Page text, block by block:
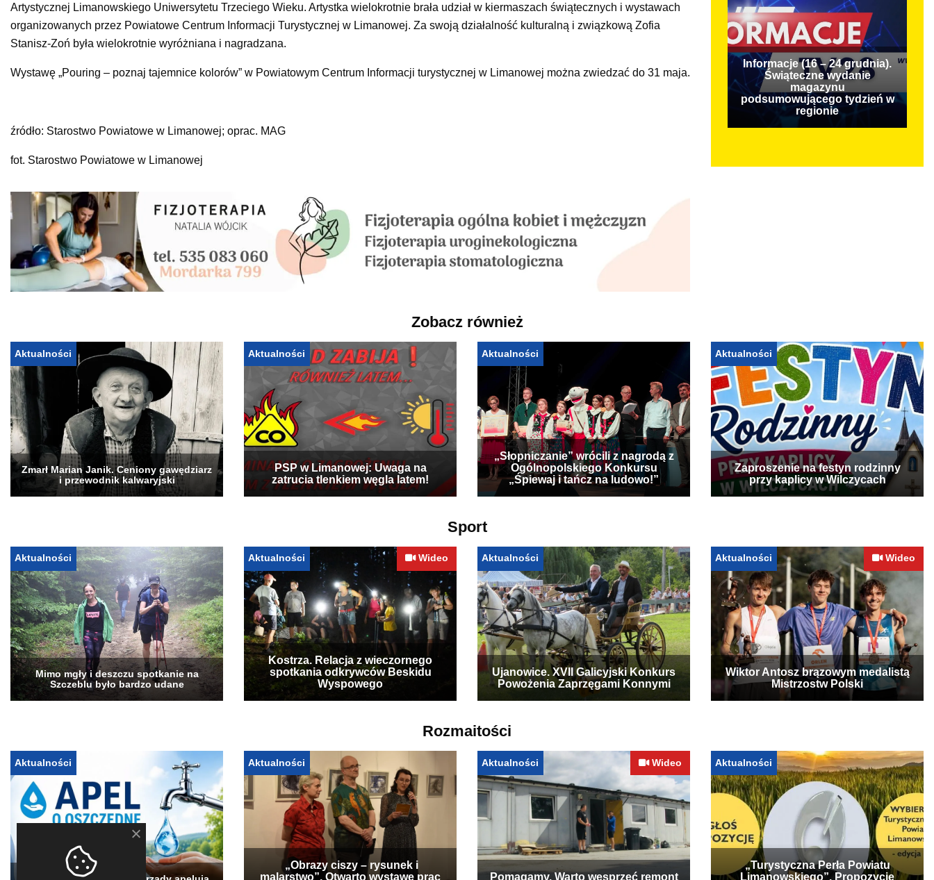
Artystycznej Limanowskiego Uniwersytetu Trzeciego Wieku. Artystka wielokrotnie brała udział w kiermaszach świątecznych i wystawach
organizowanych przez Powiatowe Centrum Informacji Turystycznej w Limanowej. Za swoją działalność kulturalną i związkową Zofia
Stanisz-Zoń była wielokrotnie wyróżniana i nagradzana.
Wystawę „Pouring – poznaj tajemnice kolorów” w Powiatowym Centrum Informacji turystycznej w Limanowej można zwiedzać do 31 maja.
źródło: Starostwo Powiatowe w Limanowej; oprac. MAG
fot. Starostwo Powiatowe w Limanowej
Informacje (16 – 24 grudnia).
Świąteczne wydanie
magazynu
podsumowującego tydzień w
regionie
Zobacz również
Aktualności
Zmarł Marian Janik. Ceniony gawędziarz
i przewodnik kalwaryjski
Aktualności
PSP w Limanowej: Uwaga na
zatrucia tlenkiem węgla latem!
Aktualności
„Słopniczanie” wrócili z nagrodą z
Ogólnopolskiego Konkursu
„Śpiewaj i tańcz na ludowo!”
Aktualności
Zaproszenie na festyn rodzinny
przy kaplicy w Wilczycach
Sport
Aktualności
Mimo mgły i deszczu spotkanie na
Szczeblu było bardzo udane
Aktualności Wideo
Kostrza. Relacja z wieczornego
spotkania odkrywców Beskidu
Wyspowego
Aktualności
Ujanowice. XVII Galicyjski Konkurs
Powożenia Zaprzęgami Konnymi
Aktualności Wideo
Wiktor Antosz brązowym medalistą
Mistrzostw Polski
Rozmaitości
Aktualności Aktualności
„Obrazy ciszy – rysunek i
Aktualności Wideo Aktualności
„Turystyczna Perła Powiatu